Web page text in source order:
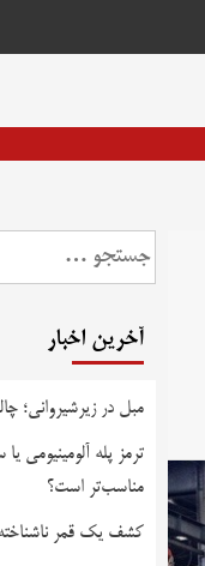
جستجو
برای:
آخرین اخبار
مبل در زیرشیروانی؛
ترمز پله آلومینیومی
مناسب‌تر است؟
کشف یک قمر